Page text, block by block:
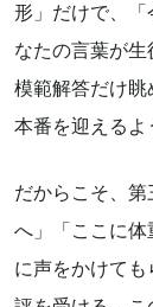
形」だけで、「
なたの言葉が生
模範解答だけ眺
本番を迎えるよ
だからこそ、
へ」「ここに
に声をかけて